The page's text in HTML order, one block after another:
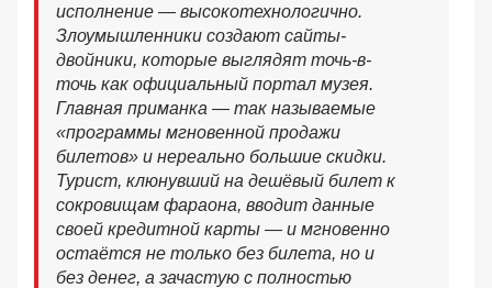
исполнение — высокотехнологично.
Злоумышленники создают сайты-
двойники, которые выглядят точь-в-
точь как официальный портал музея.
Главная приманка — так называемые
«программы мгновенной продажи
билетов» и нереально большие скидки.
Турист, клюнувший на дешёвый билет к
сокровищам фараона, вводит данные
своей кредитной карты — и мгновенно
остаётся не только без билета, но и
без денег, а зачастую с полностью